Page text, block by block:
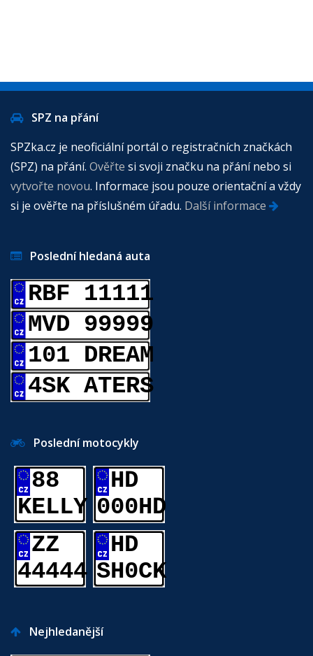
SPZ na přání
SPZka.cz je neoficiální portál o registračních značkách
(SPZ) na přání. Ověřte si svoji značku na přání nebo si
vytvořte novou. Informace jsou pouze orientační a vždy
si je ověřte na příslušném úřadu. Další informace
Poslední hledaná auta
RBF 11111
MVD 99999
101 DREAM
4SK ATERS
Poslední motocykly
88
KELLY
HD
000HD
ZZ
44444
HD
SH0CK
Nejhledanější